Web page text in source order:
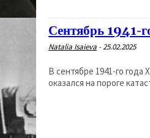
Сентябрь 1941-
Natalia Isaieva -25.02.2025
В сентябре 1941-го
оказался на пороге